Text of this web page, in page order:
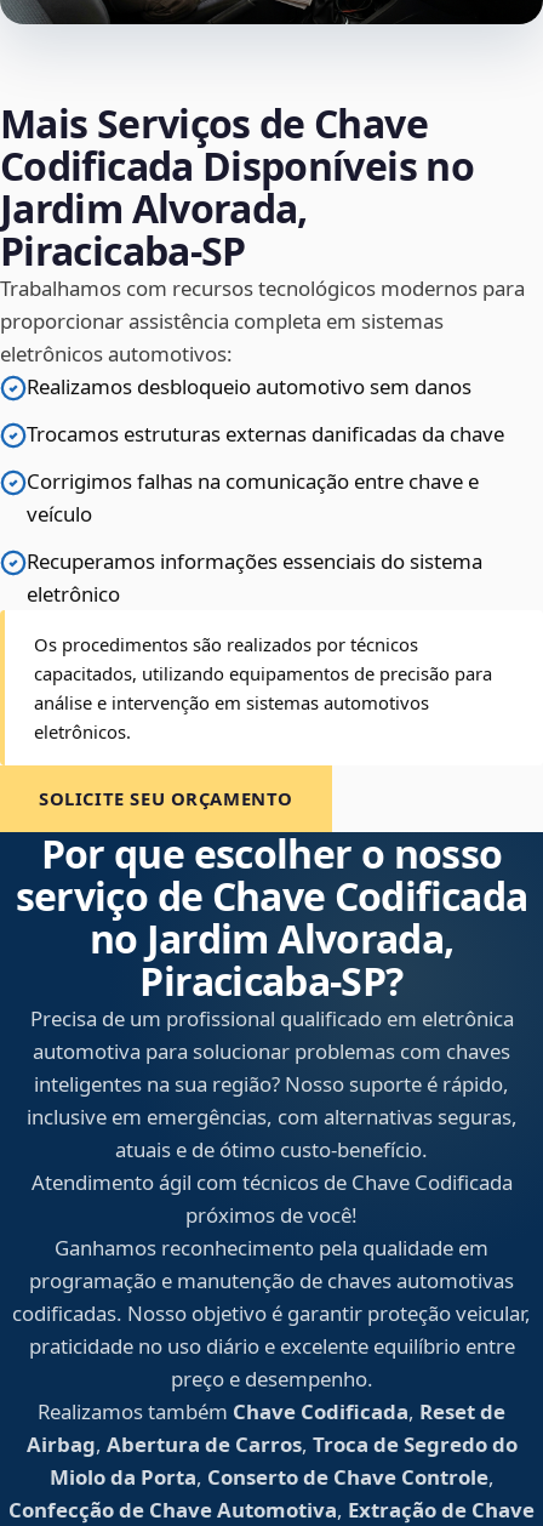
Mais Serviços de Chave
Codificada Disponíveis no
Jardim Alvorada,
Piracicaba‑SP
Trabalhamos com recursos tecnológicos modernos para
proporcionar assistência completa em sistemas
eletrônicos automotivos:
Realizamos desbloqueio automotivo sem danos
Trocamos estruturas externas danificadas da chave
Corrigimos falhas na comunicação entre chave e
veículo
Recuperamos informações essenciais do sistema
eletrônico
Os procedimentos são realizados por técnicos
capacitados, utilizando equipamentos de precisão para
análise e intervenção em sistemas automotivos
eletrônicos.
SOLICITE SEU ORÇAMENTO
Por que escolher o nosso
serviço de Chave Codificada
no Jardim Alvorada,
Piracicaba‑SP?
Precisa de um profissional qualificado em eletrônica
automotiva para solucionar problemas com chaves
inteligentes na sua região? Nosso suporte é rápido,
inclusive em emergências, com alternativas seguras,
atuais e de ótimo custo-benefício.
Atendimento ágil com técnicos de Chave Codificada
próximos de você!
Ganhamos reconhecimento pela qualidade em
programação e manutenção de chaves automotivas
codificadas. Nosso objetivo é garantir proteção veicular,
praticidade no uso diário e excelente equilíbrio entre
preço e desempenho.
Realizamos também Chave Codificada, Reset de
Airbag, Abertura de Carros, Troca de Segredo do
Miolo da Porta, Conserto de Chave Controle,
Confecção de Chave Automotiva, Extração de Chave